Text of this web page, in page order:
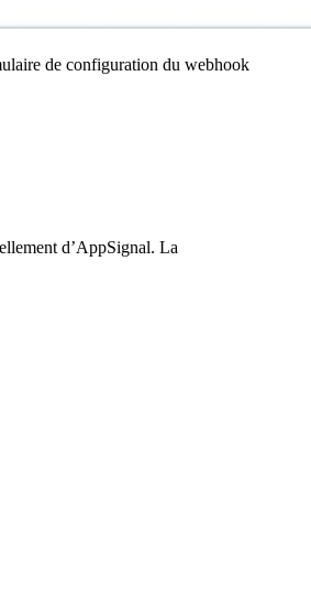
de configuration du webhook
d’AppSignal. La